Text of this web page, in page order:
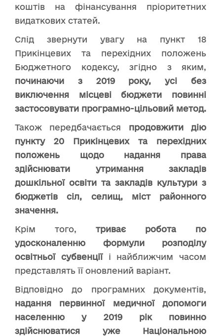
коштів на фінансування пріоритетних
видаткових статей.
Слід звернути увагу на пункт 18
Прикінцевих та перехідних положень
Бюджетного кодексу, згідно з яким,
починаючи з 2019 року, усі без
виключення місцеві бюджети повинні
застосовувати програмно-цільовий метод.
Також передбачається продовжити дію
пункту 20 Прикінцевих та перехідних
положень щодо надання права
здійснювати утримання закладів
дошкільної освіти та закладів культури з
бюджетів сіл, селищ, міст районного
значення.
Крім того, триває робота по
удосконаленню формули розподілу
освітньої субвенціїі найближчим часом
представлять її оновлений варіант.
Відповідно до програмних документів,
надання первинної медичної допомоги
населенню у 2019 рік повинно
здійснюватися уже Національною